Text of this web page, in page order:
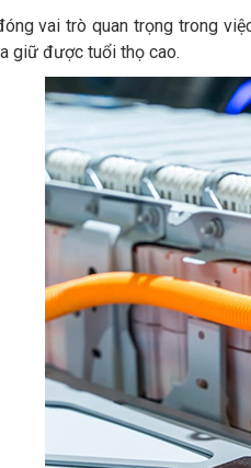
vai trò quan trọng trong
giữ được tuổi thọ cao.